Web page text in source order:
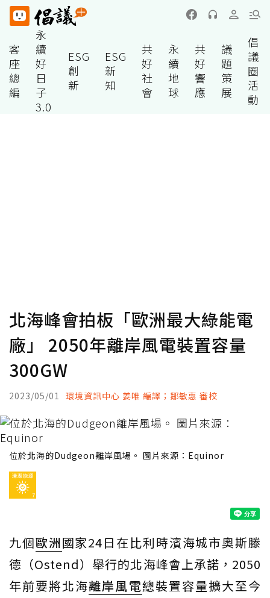
客
座
總
編
永
續
好
日
子
3.0
ESG
創
新
ESG
新
知
共
好
社
會
永
續
地
球
共
好
響
應
議
題
策
展
倡
議
圈
活
動
北海峰會拍板「歐洲最大綠能電
廠」 2050年離岸風電裝置容量
300GW
2023/05/01 環境資訊中心 姜唯 編譯；鄒敏惠 審校
位於北海的Dudgeon離岸風場。 圖片來源：Equinor
九個歐洲國家24日在比利時濱海城市奧斯滕
德（Ostend）舉行的北海峰會上承諾，2050
年前要將北海離岸風電總裝置容量擴大至今